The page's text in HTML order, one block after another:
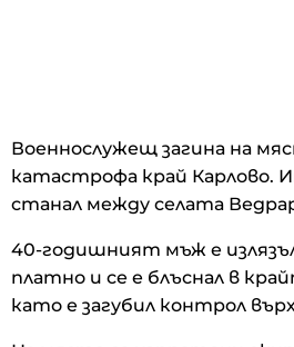
Военнослужещ загина на
катастрофа край Карлово.
станал между селата
40-годишният мъж е
платно и се е блъснал в
като е загубил контрол